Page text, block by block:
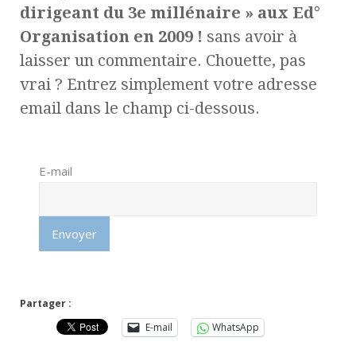
dirigeant du 3e millénaire » aux Ed°
Organisation en 2009 ! sans avoir à
laisser un commentaire. Chouette, pas
vrai ? Entrez simplement votre adresse
email dans le champ ci-dessous.
E-mail
Partager :
E-mail
WhatsApp